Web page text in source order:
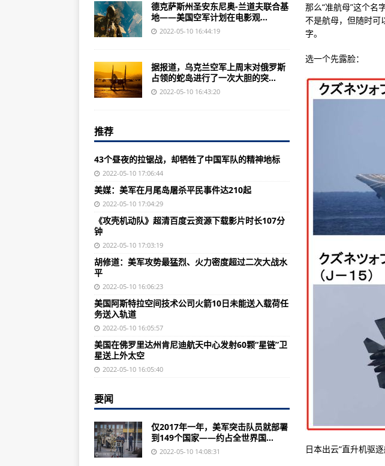
《攻壳机动队》超清百度云资源下载影片时长107分钟
《高达08ms》总有点顺序才能领略个人的魅力
中国海军陆战队：令世界上20多个国家的军事家叹为观止部队
俄罗斯称在哈尔科夫顿涅茨克击落3架乌克兰战机
随着印度阻止大规模的俄罗斯战机交易 苏霍伊喷气式飞机的问题引起了
英国第一架喷气式战斗机 为什么格洛斯特流星是开创性的飞机
巴恩斯空军国民警卫队基地为新战斗机做准备 等待五角大楼的决定
韦斯特菲尔德的巴恩斯空军国民警卫队基地为新战斗机做准备 等待五
东风21D、东风26很可能是航空母舰步战列舰后尘的王牌武器！
十大元帅解放战争后都担任什么职务?授衔书记华北军区司令员书记
台湾问题最新消息四：英国海军女王号过航南海“搞事情”
俄媒：中国核潜艇噪声缺陷已得到解决美航母编队
那么“准航母”这个名
不是航母，但随时可
字。
选一个先露脸：
日本出云“直升机驱逐
德克萨斯州圣安东尼奥-兰道夫联合基
地——美国空军计划在电影观...
2022-05-10 16:44:19
据报道，乌克兰空军上周末对俄罗斯
占领的蛇岛进行了一次大胆的突...
2022-05-10 16:43:20
推荐
43个昼夜的拉锯战，却牺牲了中国军队的精神地标
2022-05-10 17:06:44
美媒：美军在月尾岛屠杀平民事件达210起
2022-05-10 17:04:29
《攻壳机动队》超清百度云资源下载影片时长107分
钟
2022-05-10 17:03:19
胡修道：美军攻势最猛烈、火力密度超过二次大战水
平
2022-05-10 16:06:23
美国阿斯特拉空间技术公司火箭10日未能送入载荷任
务送入轨道
2022-05-10 16:05:57
美国在佛罗里达州肯尼迪航天中心发射60颗“星链”卫
星送上外太空
2022-05-10 16:05:40
要闻
仅2017年一年，美军突击队员就部署
到149个国家——约占全世界国...
2022-05-10 14:08:31